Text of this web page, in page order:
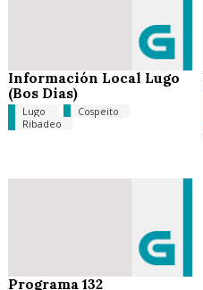
Información Local Lugo
(Bos Dias)
Lugo
Cospeito
Ribadeo
Programa 132